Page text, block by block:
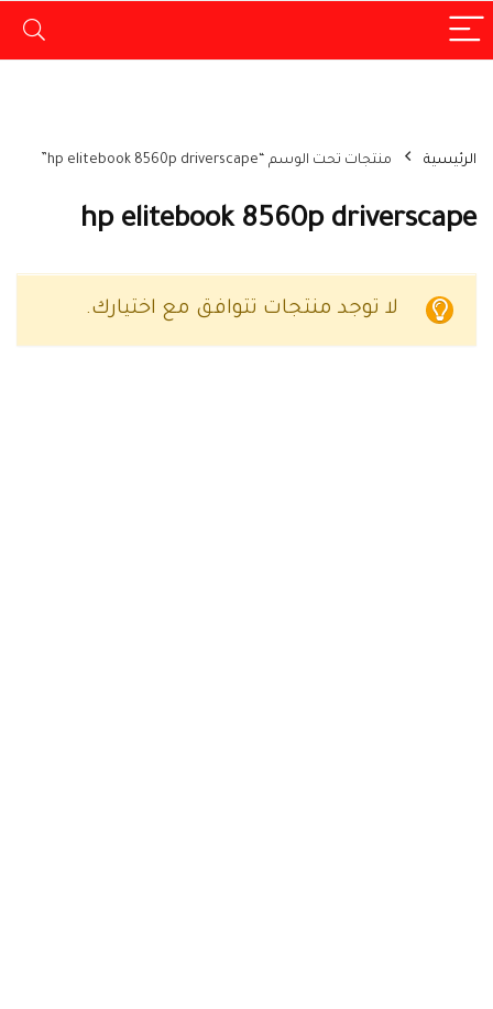
الرئيسية منتجات تحت الوسم “hp elitebook 8560p driverscape”
hp elitebook 8560p driverscape
لا توجد منتجات تتوافق مع اختيارك.